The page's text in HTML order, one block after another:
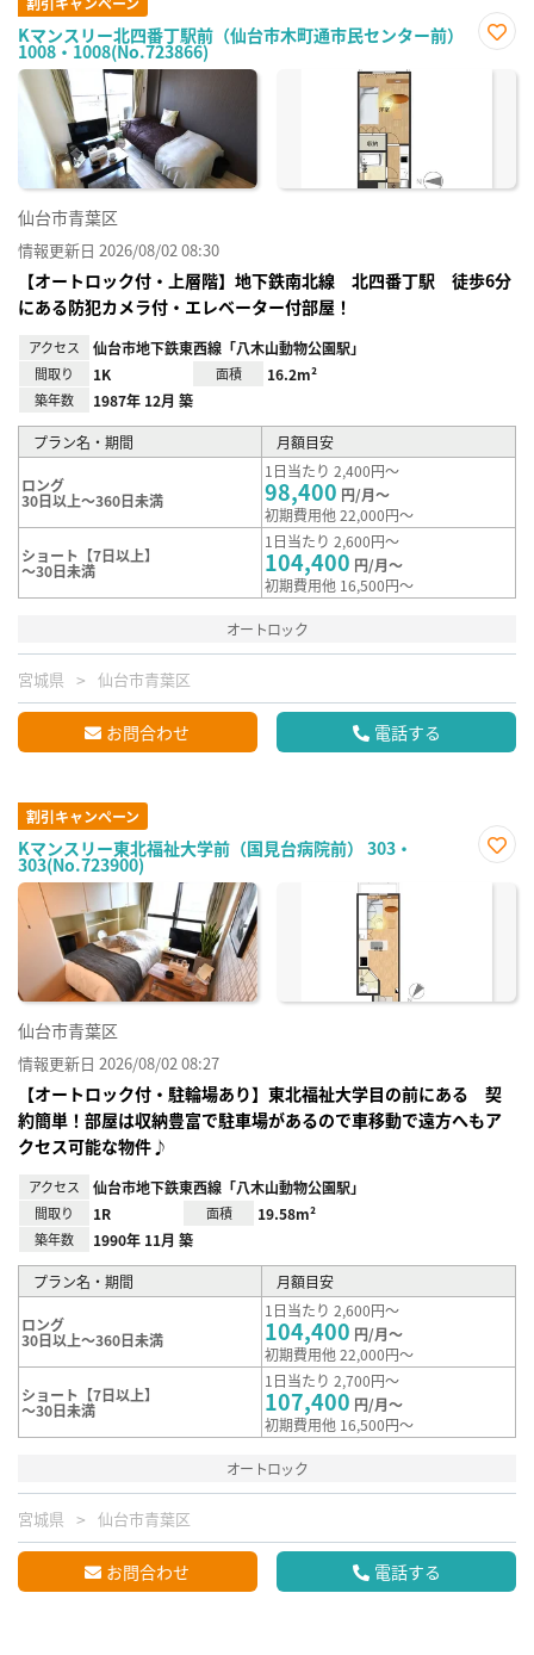
Kマンスリー北四番丁駅前（仙台市木町通市民センター前）
1008・1008(No.723866)
に入
仙台市青葉区
情報更新日 2026/08/02 08:30
【オートロック付・上層階】地下鉄南北線 北四番丁駅 徒歩6分
にある防犯カメラ付・エレベーター付部屋！
アクセス 仙台市地下鉄東西線「八木山動物公園駅」
間取り 1K 面積 16.2m²
築年数 1987年 12月 築
プラン名・期間 月額目安
ロング
30日以上～360日未満
1日当たり 2,400円～
98,400 円/月～
初期費用他 22,000円～
ショート【7日以上】
～30日未満
1日当たり 2,600円～
104,400 円/月～
初期費用他 16,500円～
オートロック
宮城県 仙台市青葉区
お問合わせ 電話する
割引キャンペーン
Kマンスリー東北福祉大学前（国見台病院前） 303・
303(No.723900)
に入
仙台市青葉区
情報更新日 2026/08/02 08:27
【オートロック付・駐輪場あり】東北福祉大学目の前にある 契
約簡単！部屋は収納豊富で駐車場があるので車移動で遠方へもア
クセス可能な物件♪
アクセス 仙台市地下鉄東西線「八木山動物公園駅」
間取り 1R 面積 19.58m²
築年数 1990年 11月 築
プラン名・期間 月額目安
ロング
30日以上～360日未満
1日当たり 2,600円～
104,400 円/月～
初期費用他 22,000円～
ショート【7日以上】
～30日未満
1日当たり 2,700円～
107,400 円/月～
初期費用他 16,500円～
オートロック
宮城県 仙台市青葉区
お問合わせ 電話する